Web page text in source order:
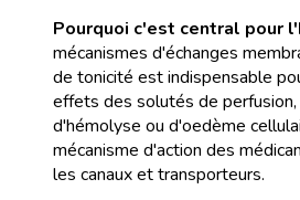
Pourquoi c'est central pour
mécanismes d'échanges
de tonicité est indispensable
effets des solutés de
d'hémolyse ou d'oedème
mécanisme d'action des
les canaux et transporteurs.